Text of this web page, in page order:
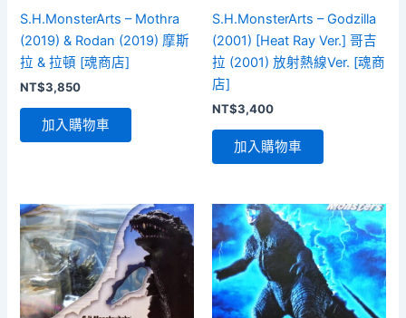
S.H.MonsterArts – Mothra
(2019) & Rodan (2019) 摩斯
拉 & 拉頓 [魂商店]
NT$3,850
加入購物車
S.H.MonsterArts – Godzilla
(2001) [Heat Ray Ver.] 哥吉
拉 (2001) 放射熱線Ver. [魂商
店]
NT$3,400
加入購物車